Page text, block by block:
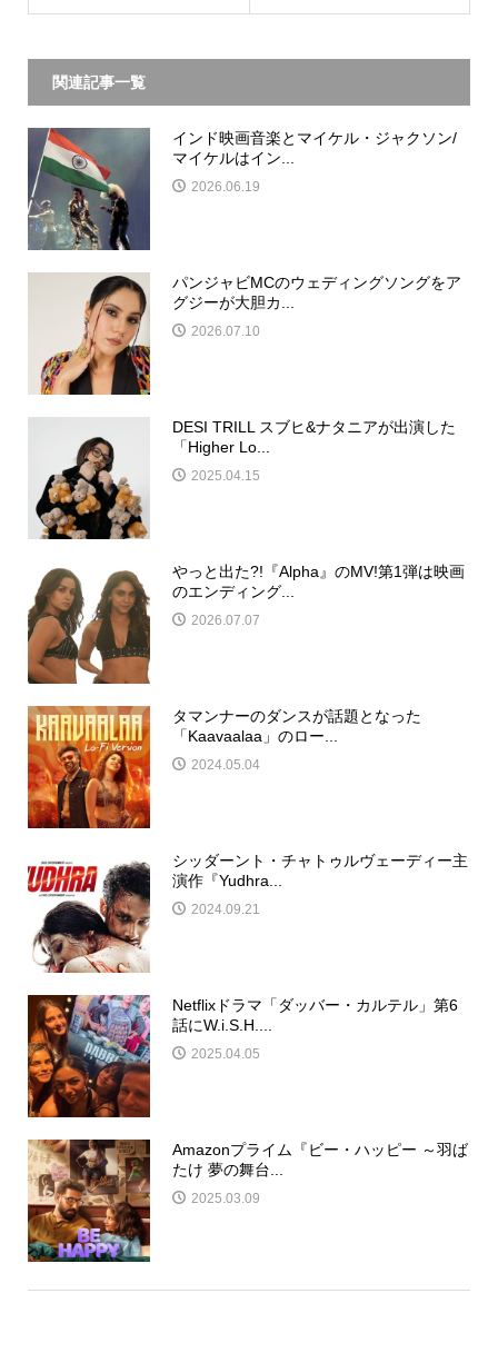
関連記事一覧
インド映画音楽とマイケル・ジャクソン/
マイケルはイン...
2026.06.19
パンジャビMCのウェディングソングをア
グジーが大胆カ...
2026.07.10
DESI TRILL スブヒ&ナタニアが出演した
「Higher Lo...
2025.04.15
やっと出た?!『Alpha』のMV!第1弾は映画
のエンディング...
2026.07.07
タマンナーのダンスが話題となった
「Kaavaalaa」のロー...
2024.05.04
シッダーント・チャトゥルヴェーディー主
演作『Yudhra...
2024.09.21
Netflixドラマ「ダッバー・カルテル」第6
話にW.i.S.H....
2025.04.05
Amazonプライム『ビー・ハッピー ～羽ば
たけ 夢の舞台...
2025.03.09